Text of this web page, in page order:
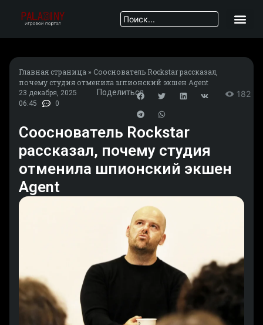
Главная страница » Сооснователь Rockstar рассказал,
почему студия отменила шпионский экшен Agent
23 декабря, 2025
06:45
0
Поделиться 182
Сооснователь Rockstar
рассказал, почему студия
отменила шпионский экшен
Agent